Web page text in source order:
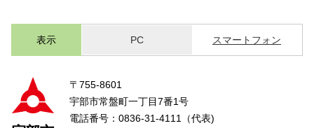
表示 PC スマートフォン
〒755-8601
宇部市常盤町一丁目7番1号
電話番号：0836-31-4111（代表)